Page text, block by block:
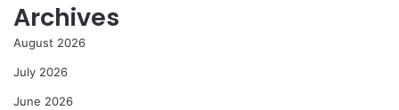
Archives
August 2026
July 2026
June 2026